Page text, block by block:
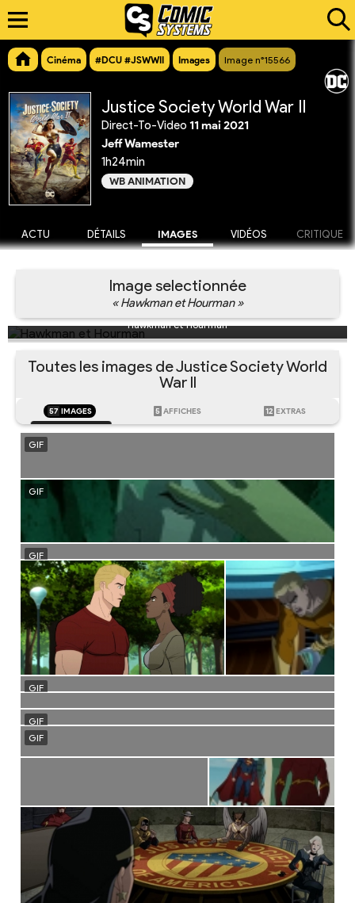
Cinéma #DCU #JSWWII Images Image n°15566
Justice Society World War II
Direct-To-Video 11 mai 2021
Jeff Wamester
1h24min
WB ANIMATION
ACTU DÉTAILS IMAGES VIDÉOS CRITIQUE
Image selectionnée
« Hawkman et Hourman »
Hawkman et Hourman
Toutes les images de Justice Society World
War II
57 IMAGES 5 AFFICHES 12 EXTRAS